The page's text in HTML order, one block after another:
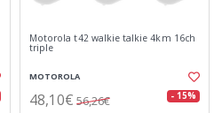
Motorola t42 walkie talkie 4km 16ch
triple
MOTOROLA
48,10€ 56,26€ - 15%